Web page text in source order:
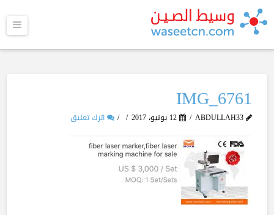
IMG_6761
ABDULLAH33 12 يونيو، 2017 اترك تعليق